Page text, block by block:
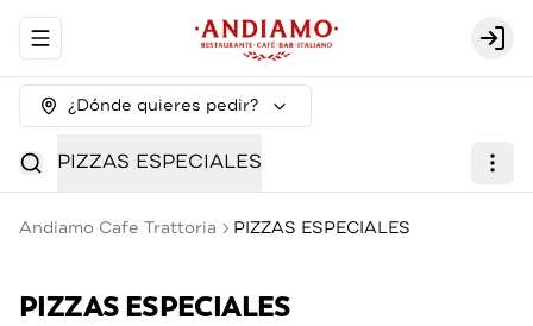
Abrir menu de navegación
¿Dónde quieres pedir?
PIZZAS ESPECIALES
Andiamo Cafe Trattoria PIZZAS ESPECIALES
PIZZAS ESPECIALES